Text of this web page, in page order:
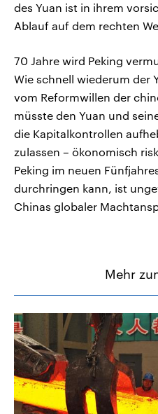
des Yuan ist in ihrem
Ablauf auf dem rechten
70 Jahre wird Peking
Wie schnell wiederum der
vom Reformwillen der
müsste den Yuan und
die Kapitalkontrollen
zulassen – ökonomisch
Peking im neuen
durchringen kann, ist
Chinas globaler
Mehr